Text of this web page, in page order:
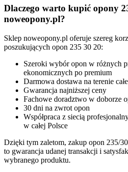
Dlaczego warto kupić opony
noweopony.pl?
Sklep noweopony.pl oferuje szereg
poszukujących opon 235 30 20:
Szeroki wybór opon w różnych
ekonomicznych po premium
Darmowa dostawa na terenie
Gwarancja najniższej ceny
Fachowe doradztwo w doborze
30 dni na zwrot opon
Współpraca z siecią
w całej Polsce
Dzięki tym zaletom, zakup opon 235/
to gwarancja udanej transakcji i
wybranego produktu.